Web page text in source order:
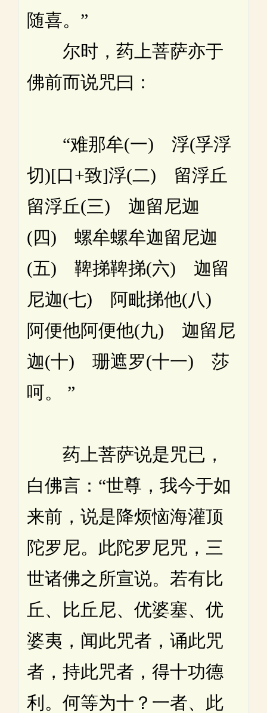
随喜。”
尔时，药上菩萨亦于
佛前而说咒曰：
“难那牟(一) 浮(孚浮
切)[口+致]浮(二) 留浮丘
留浮丘(三) 迦留尼迦
(四) 螺牟螺牟迦留尼迦
(五) 鞞挮鞞挮(六) 迦留
尼迦(七) 阿毗挮他(八)
阿便他阿便他(九) 迦留尼
迦(十) 珊遮罗(十一) 莎
呵。 ”
药上菩萨说是咒已，
白佛言：“世尊，我今于如
来前，说是降烦恼海灌顶
陀罗尼。此陀罗尼咒，三
世诸佛之所宣说。若有比
丘、比丘尼、优婆塞、优
婆夷，闻此咒者，诵此咒
者，持此咒者，得十功德
利。何等为十？一者、此